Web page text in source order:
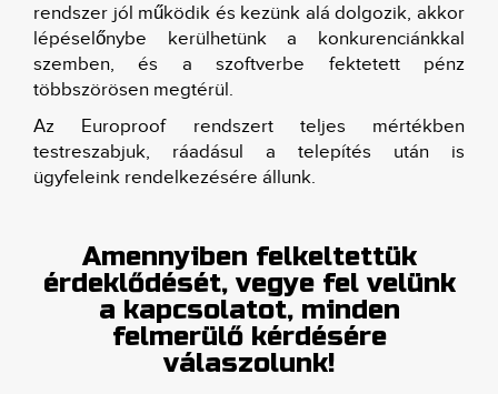
rendszer jól működik és kezünk alá dolgozik, akkor
lépéselőnybe kerülhetünk a konkurenciánkkal
szemben, és a szoftverbe fektetett pénz
többszörösen megtérül.
Az Europroof rendszert teljes mértékben
testreszabjuk, ráadásul a telepítés után is
ügyfeleink rendelkezésére állunk.
Amennyiben felkeltettük
érdeklődését, vegye fel velünk
a kapcsolatot, minden
felmerülő kérdésére
válaszolunk!